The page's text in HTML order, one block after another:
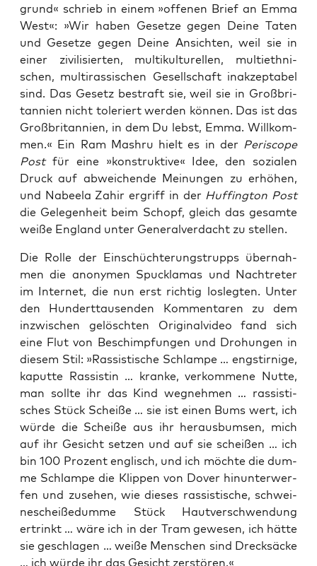
grund« schrieb in einem »offe­nen Brief an Emma
West«: »Wir haben Geset­ze gegen Dei­ne Taten
und Geset­ze gegen Dei­ne Ansich­ten, weil sie in
einer zivi­li­sier­ten, mul­ti­kul­tu­rel­len, mul­ti­eth­ni­
schen, mul­t­iras­si­schen Gesell­schaft inak­zep­ta­bel
sind. Das Gesetz bestraft sie, weil sie in Groß­bri­
tan­ni­en nicht tole­riert wer­den kön­nen. Das ist das
Groß­bri­tan­ni­en, in dem Du lebst, Emma. Will­kom­
men.« Ein Ram Mashru hielt es in der Peri­scope
Post für eine »kon­struk­ti­ve« Idee, den sozia­len
Druck auf abwei­chen­de Mei­nun­gen zu erhö­hen,
und Nabeela Zahir ergriff in der Huf­fing­ton Post
die Gele­gen­heit beim Schopf, gleich das gesam­te
wei­ße Eng­land unter Gene­ral­ver­dacht zu stellen.
Die Rol­le der Ein­schüch­te­rungs­trupps über­nah­
men die anony­men Spuck­la­mas und Nach­tre­ter
im Inter­net, die nun erst rich­tig los­leg­ten. Unter
den Hun­dert­tau­sen­den Kom­men­ta­ren zu dem
inzwi­schen gelösch­ten Ori­gi­nal­vi­deo fand sich
eine Flut von Beschimp­fun­gen und Dro­hun­gen in
die­sem Stil: »Ras­sis­ti­sche Schlam­pe … eng­stir­ni­ge,
kaput­te Ras­sis­tin … kran­ke, ver­kom­me­ne Nut­te,
man soll­te ihr das Kind weg­neh­men … ras­sis­ti­
sches Stück Schei­ße … sie ist einen Bums wert, ich
wür­de die Schei­ße aus ihr her­aus­bum­sen, mich
auf ihr Gesicht set­zen und auf sie schei­ßen … ich
bin 100 Pro­zent eng­lisch, und ich möch­te die dum­
me Schlam­pe die Klip­pen von Dover hin­un­ter­wer­
fen und zuse­hen, wie die­ses ras­sis­ti­sche, schwei­
ne­schei­ßedum­me Stück Haut­ver­schwen­dung
ertrinkt … wäre ich in der Tram gewe­sen, ich hät­te
sie geschla­gen … wei­ße Men­schen sind Dreck­sä­cke
… ich wür­de ihr das Gesicht zerstören.«